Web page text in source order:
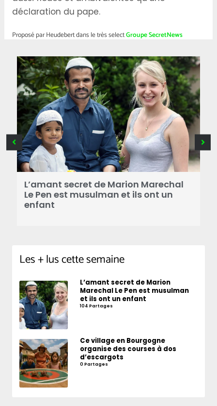
déclaration du pape.
Proposé par Heudebert dans le très selectGroupe SecretNews
L’amant secret de Marion Marechal
Le Pen est musulman et ils ont un
enfant
Les + lus cette semaine
L’amant secret de Marion
Marechal Le Pen est musulman
et ils ont un enfant
104 Partages
Ce village en Bourgogne
organise des courses à dos
d’escargots
0 Partages